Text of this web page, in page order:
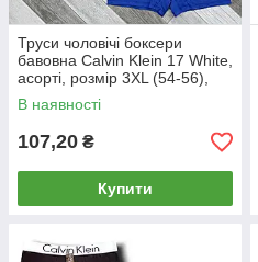
Труси чоловічі боксери
бавовна Calvin Klein 17 White,
асорті, розмір 3XL (54-56),
013068
В наявності
107,20 ₴
Купити